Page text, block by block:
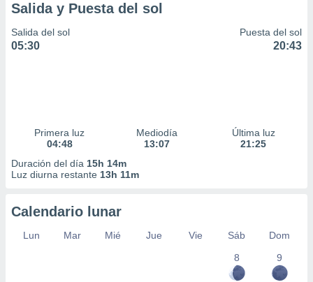
Salida y Puesta del sol
Salida del sol
05:30
Puesta del sol
20:43
Primera luz
04:48
Mediodía
13:07
Última luz
21:25
Duración del día 15h 14m
Luz diurna restante 13h 11m
Calendario lunar
Lun Mar Mié Jue Vie Sáb
Dom
8
9